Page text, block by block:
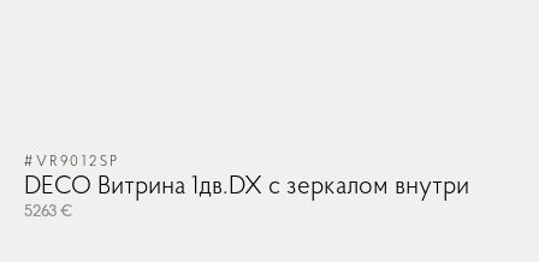
#VR9012SP
DECO Витрина 1дв.DX с зеркалом внутри
5263 €